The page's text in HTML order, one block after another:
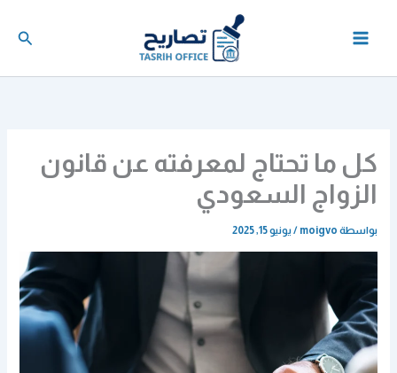
كل ما تحتاج لمعرفته عن قانون
الزواج السعودي
بواسطة moigvo
/يونيو 15, 2025